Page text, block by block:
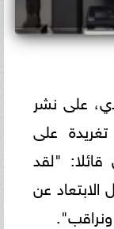
على نشر
على
"لقد
عن